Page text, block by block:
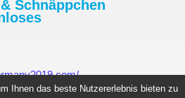
Schnäppchen
Ihnen das beste Nutzererlebnis bieten zu